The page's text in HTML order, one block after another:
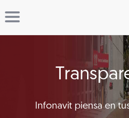
Infonavit piensa en